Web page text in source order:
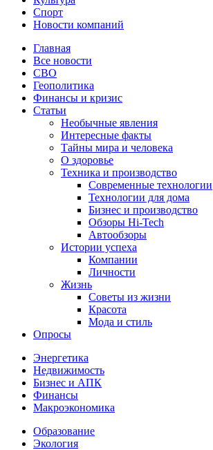
Спорт
Новости компаний
Главная
Все новости
СВО
Геополитика
Финансы и кризис
Статьи
Необычные явления
Интересные факты
Тайны мира и человека
О здоровье
Техника и производство
Современные технологии
Технологии для дома
Бизнес и производство
Обзоры Hi-Tech
Автообзоры
Истории успеха
Компании
Личности
Жизнь
Советы из жизни
Красота
Мода и стиль
Опросы
Энергетика
Недвижимость
Бизнес и АПК
Финансы
Макроэкономика
Образование
Экология